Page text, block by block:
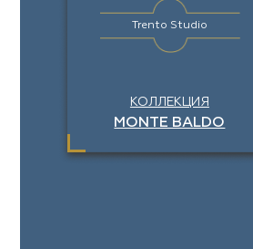
Trento Studio
КОЛЛЕКЦИЯ
MONTE BALDO